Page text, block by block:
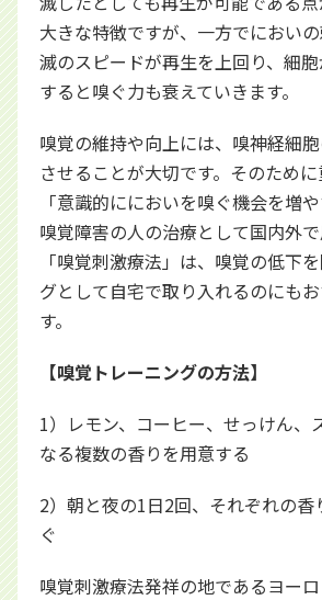
大きな特徴ですが、一方でにおい
滅のスピードが再生を上回り、細胞
すると嗅ぐ力も衰えていきます。
嗅覚の維持や向上には、嗅神経細
させることが大切です。そのために
「意識的ににおいを嗅ぐ機会を増や
嗅覚障害の人の治療として国内外
「嗅覚刺激療法」は、嗅覚の低下
グとして自宅で取り入れるのにも
す。
【嗅覚トレーニングの方法】
1）レモン、コーヒー、せっけん、
なる複数の香りを用意する
2）朝と夜の1日2回、それぞれの香
ぐ
嗅覚刺激療法発祥の地であるヨー